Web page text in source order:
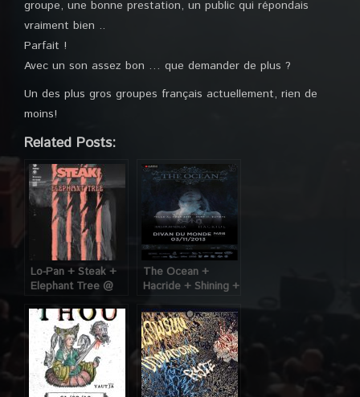
groupe, une bonne prestation, un public qui répondais
vraiment bien ..
Parfait !
Avec un son assez bon … que demander de plus ?
Un des plus gros groupes français actuellement, rien de
moins!
Related Posts:
Lo-Pan + Steak +
Elephant Tree @
Octobre 2019
The Ocean +
Hacride + Shining +
Nebula, Divan du
Monde (Paris), le
03 Novembre 2013